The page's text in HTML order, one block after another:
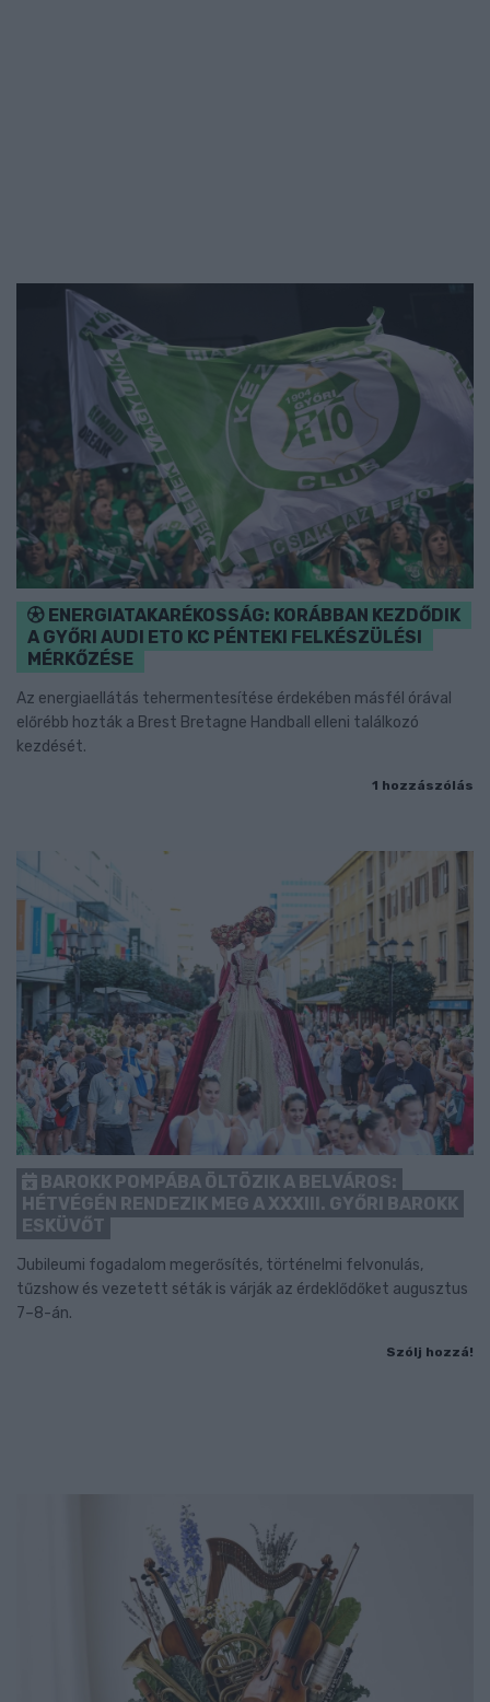
ENERGIATAKARÉKOSSÁG: KORÁBBAN KEZDŐDIK
A GYŐRI AUDI ETO KC PÉNTEKI FELKÉSZÜLÉSI
MÉRKŐZÉSE
Az energiaellátás tehermentesítése érdekében másfél órával
előrébb hozták a Brest Bretagne Handball elleni találkozó
kezdését.
1 hozzászólás
BAROKK POMPÁBA ÖLTÖZIK A BELVÁROS:
HÉTVÉGÉN RENDEZIK MEG A XXXIII. GYŐRI BAROKK
ESKÜVŐT
Jubileumi fogadalom megerősítés, történelmi felvonulás,
tűzshow és vezetett séták is várják az érdeklődőket augusztus
7–8-án.
Szólj hozzá!